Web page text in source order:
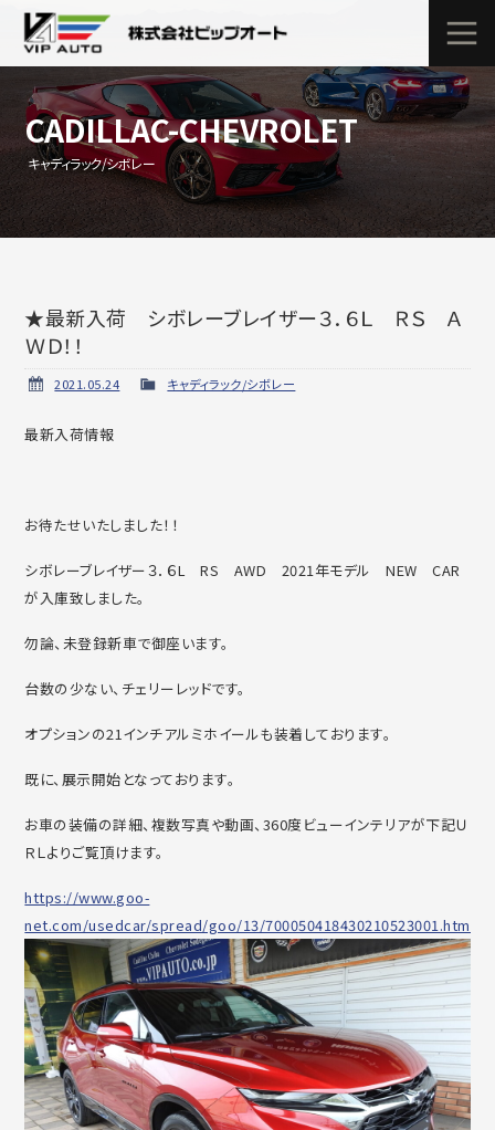
CADILLAC-CHEVROLET
キャディラック/シボレー
★最新入荷 シボレーブレイザー３．６Ｌ ＲＳ Ａ
ＷＤ！！
2021.05.24 キャディラック/シボレー
最新入荷情報
お待たせいたしました！！
シボレーブレイザー３．６L RS AWD 2021年モデル NEW CAR
が入庫致しました。
勿論、未登録新車で御座います。
台数の少ない、チェリーレッドです。
オプションの21インチアルミホイールも装着しております。
既に、展示開始となっております。
お車の装備の詳細、複数写真や動画、360度ビューインテリアが下記Ｕ
ＲＬよりご覧頂けます。
https://www.goo-
net.com/usedcar/spread/goo/13/700050418430210523001.html